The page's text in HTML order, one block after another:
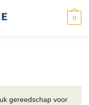
0
gereedschap voor